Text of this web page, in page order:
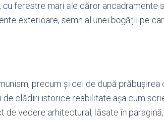
cu ferestre mari ale căror ancadramente
exterioare, semn al unei bogății pe
precum și cei de după prăbușirea
de clădiri istorice reabilitate așa cum
de vedere arhitectural, lăsate în